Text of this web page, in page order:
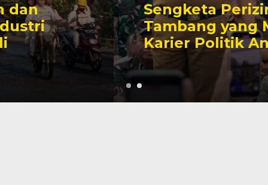
Sengketa Perizinan
Tambang yang Mengiringi
Karier Politik Anwar Hafid